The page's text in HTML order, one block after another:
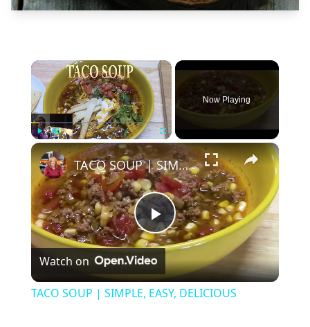
×
Fullscreen
Now Playing
×
Play
Video
TACO SOUP | SIMPLE, EASY, DELICIOUS
Watch on
TACO SOUP | SIMPLE, EASY, DELICIOUS